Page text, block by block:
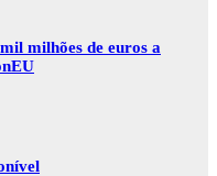
milhões de euros a